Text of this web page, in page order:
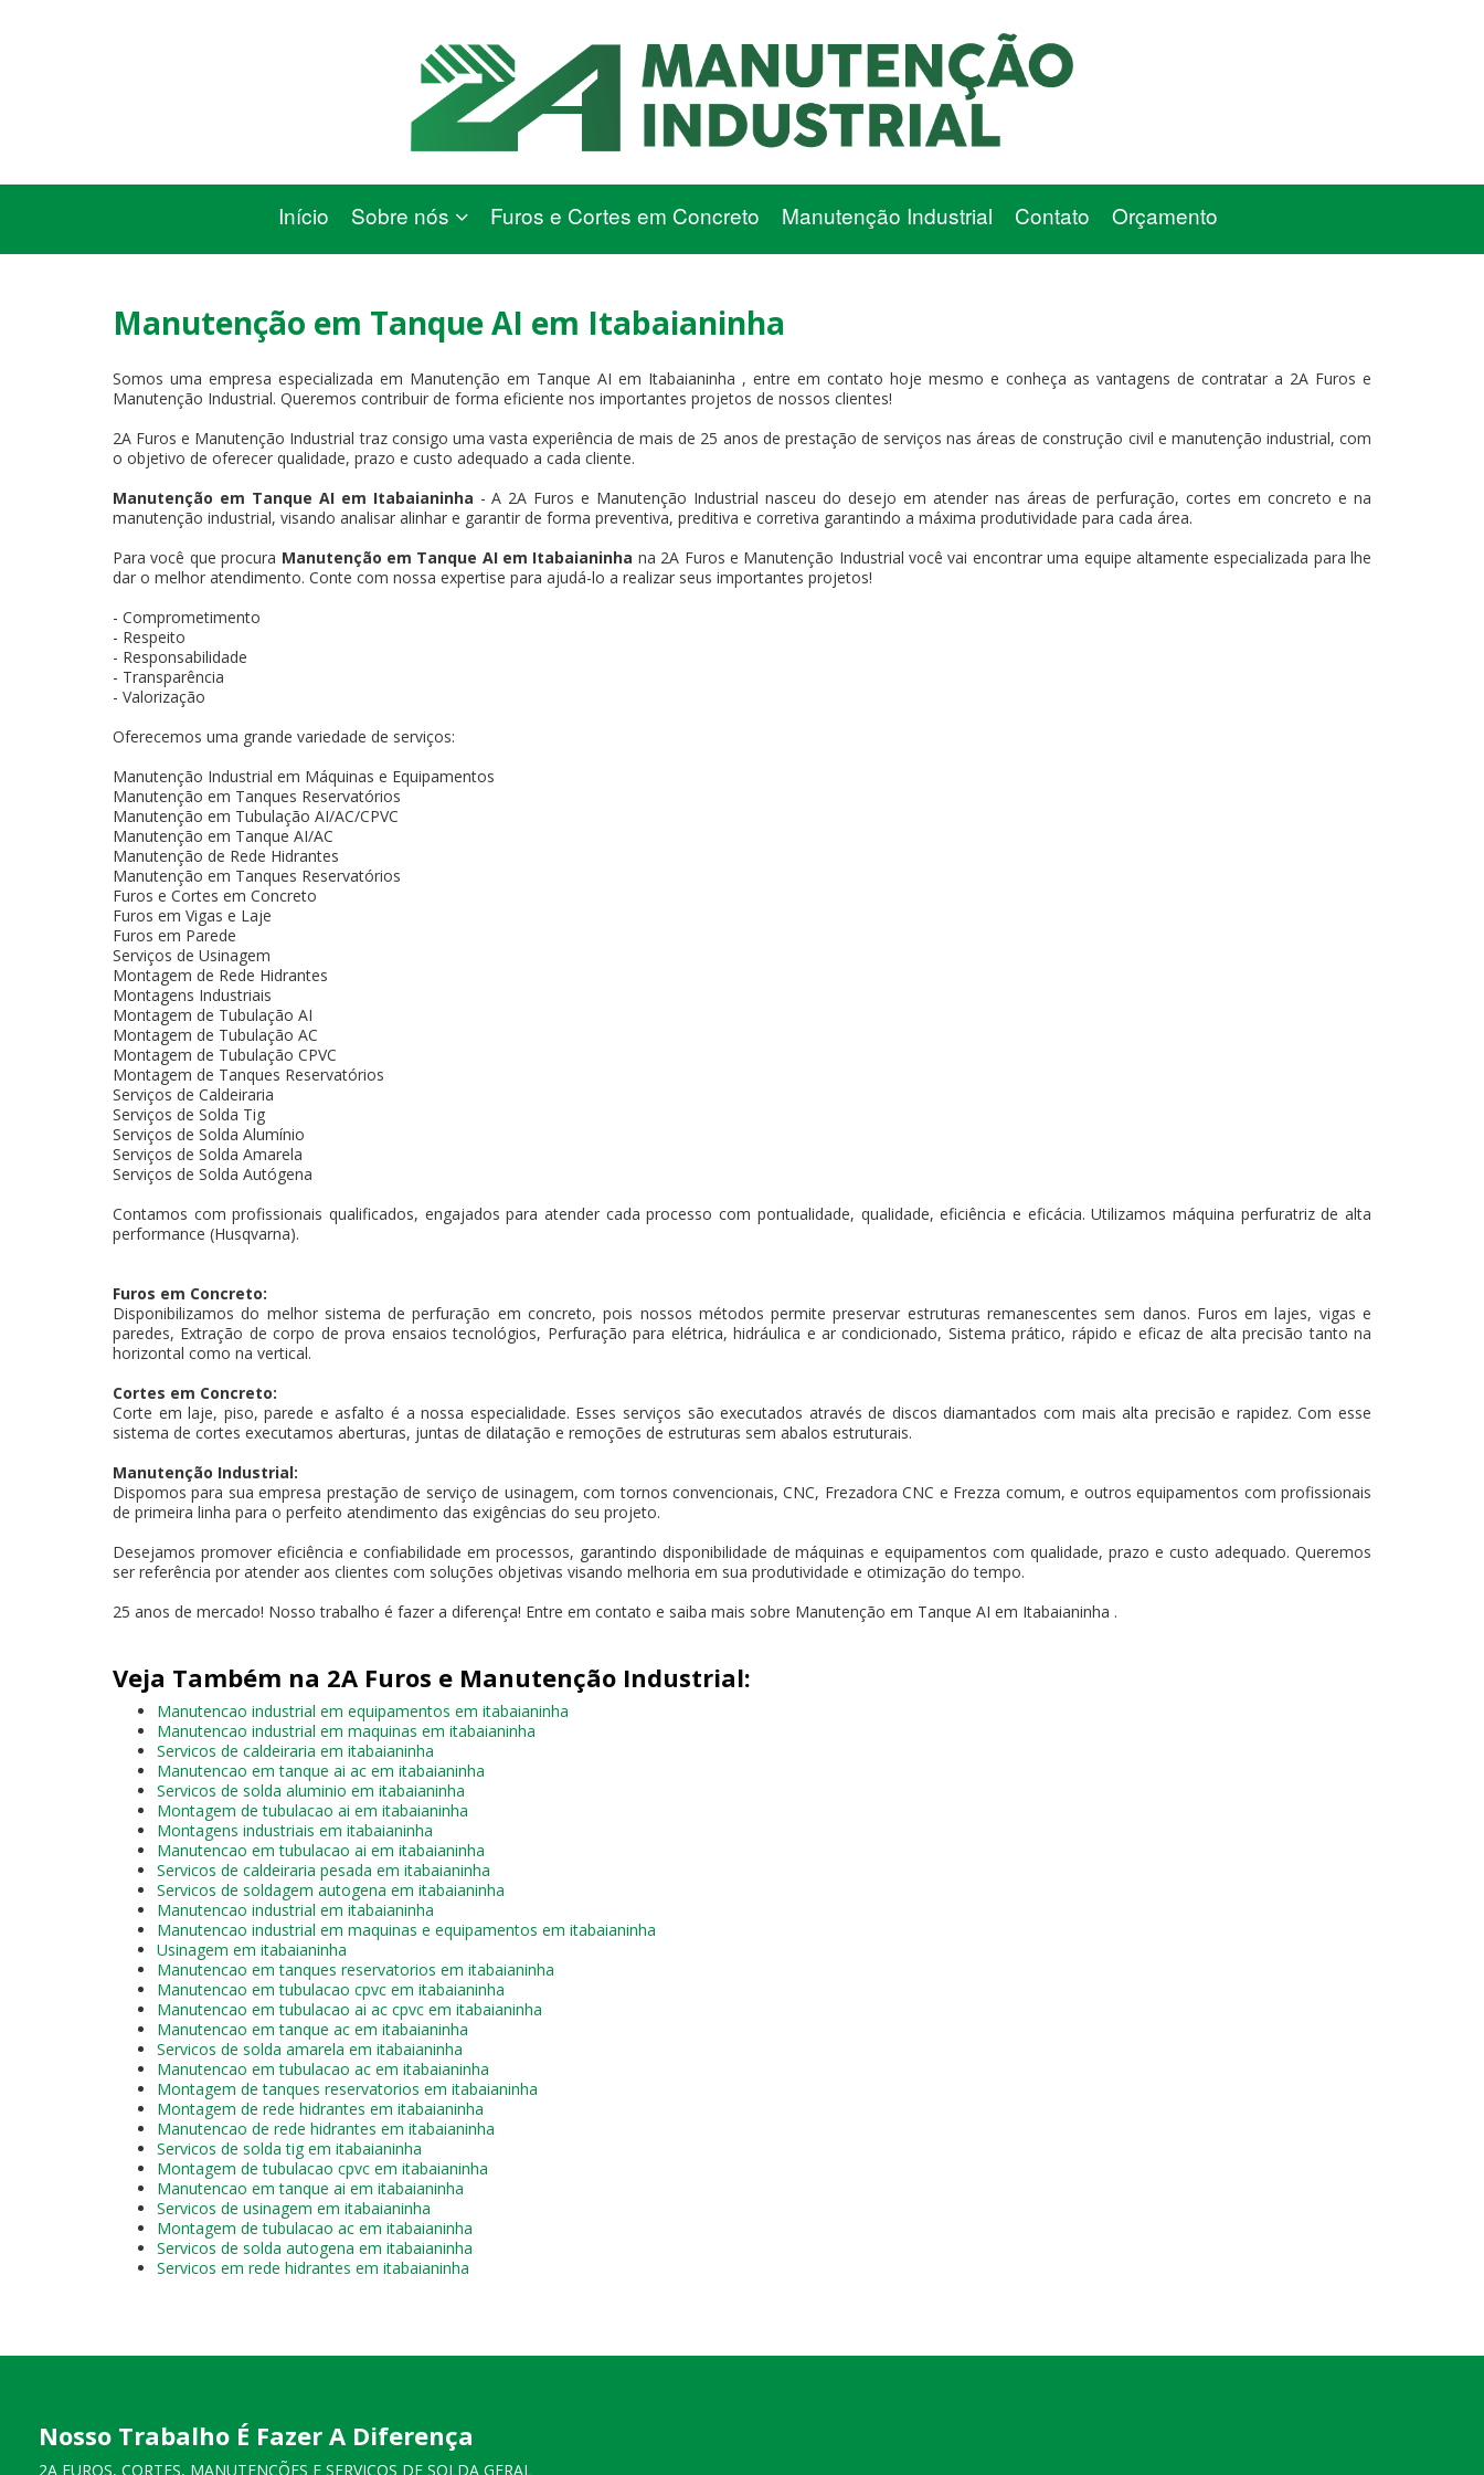
Início Sobre nós Furos e Cortes em Concreto Manutenção Industrial Contato Orçamento
Manutenção em Tanque AI em Itabaianinha
Somos uma empresa especializada em Manutenção em Tanque AI em Itabaianinha , entre em contato hoje mesmo e conheça as vantagens de contratar a 2A Furos e
Manutenção Industrial. Queremos contribuir de forma eficiente nos importantes projetos de nossos clientes!
2A Furos e Manutenção Industrial traz consigo uma vasta experiência de mais de 25 anos de prestação de serviços nas áreas de construção civil e manutenção industrial, com
o objetivo de oferecer qualidade, prazo e custo adequado a cada cliente.
Manutenção em Tanque AI em Itabaianinha - A 2A Furos e Manutenção Industrial nasceu do desejo em atender nas áreas de perfuração, cortes em concreto e na
manutenção industrial, visando analisar alinhar e garantir de forma preventiva, preditiva e corretiva garantindo a máxima produtividade para cada área.
Para você que procura Manutenção em Tanque AI em Itabaianinha na 2A Furos e Manutenção Industrial você vai encontrar uma equipe altamente especializada para lhe
dar o melhor atendimento. Conte com nossa expertise para ajudá-lo a realizar seus importantes projetos!
- Comprometimento
- Respeito
- Responsabilidade
- Transparência
- Valorização
Oferecemos uma grande variedade de serviços:
Manutenção Industrial em Máquinas e Equipamentos
Manutenção em Tanques Reservatórios
Manutenção em Tubulação AI/AC/CPVC
Manutenção em Tanque AI/AC
Manutenção de Rede Hidrantes
Manutenção em Tanques Reservatórios
Furos e Cortes em Concreto
Furos em Vigas e Laje
Furos em Parede
Serviços de Usinagem
Montagem de Rede Hidrantes
Montagens Industriais
Montagem de Tubulação AI
Montagem de Tubulação AC
Montagem de Tubulação CPVC
Montagem de Tanques Reservatórios
Serviços de Caldeiraria
Serviços de Solda Tig
Serviços de Solda Alumínio
Serviços de Solda Amarela
Serviços de Solda Autógena
Contamos com profissionais qualificados, engajados para atender cada processo com pontualidade, qualidade, eficiência e eficácia. Utilizamos máquina perfuratriz de alta
performance (Husqvarna).
Furos em Concreto:
Disponibilizamos do melhor sistema de perfuração em concreto, pois nossos métodos permite preservar estruturas remanescentes sem danos. Furos em lajes, vigas e
paredes, Extração de corpo de prova ensaios tecnológios, Perfuração para elétrica, hidráulica e ar condicionado, Sistema prático, rápido e eficaz de alta precisão tanto na
horizontal como na vertical.
Cortes em Concreto:
Corte em laje, piso, parede e asfalto é a nossa especialidade. Esses serviços são executados através de discos diamantados com mais alta precisão e rapidez. Com esse
sistema de cortes executamos aberturas, juntas de dilatação e remoções de estruturas sem abalos estruturais.
Manutenção Industrial:
Dispomos para sua empresa prestação de serviço de usinagem, com tornos convencionais, CNC, Frezadora CNC e Frezza comum, e outros equipamentos com profissionais
de primeira linha para o perfeito atendimento das exigências do seu projeto.
Desejamos promover eficiência e confiabilidade em processos, garantindo disponibilidade de máquinas e equipamentos com qualidade, prazo e custo adequado. Queremos
ser referência por atender aos clientes com soluções objetivas visando melhoria em sua produtividade e otimização do tempo.
25 anos de mercado! Nosso trabalho é fazer a diferença! Entre em contato e saiba mais sobre Manutenção em Tanque AI em Itabaianinha .
Veja Também na 2A Furos e Manutenção Industrial:
Manutencao industrial em equipamentos em itabaianinha
Manutencao industrial em maquinas em itabaianinha
Servicos de caldeiraria em itabaianinha
Manutencao em tanque ai ac em itabaianinha
Servicos de solda aluminio em itabaianinha
Montagem de tubulacao ai em itabaianinha
Montagens industriais em itabaianinha
Manutencao em tubulacao ai em itabaianinha
Servicos de caldeiraria pesada em itabaianinha
Servicos de soldagem autogena em itabaianinha
Manutencao industrial em itabaianinha
Manutencao industrial em maquinas e equipamentos em itabaianinha
Usinagem em itabaianinha
Manutencao em tanques reservatorios em itabaianinha
Manutencao em tubulacao cpvc em itabaianinha
Manutencao em tubulacao ai ac cpvc em itabaianinha
Manutencao em tanque ac em itabaianinha
Servicos de solda amarela em itabaianinha
Manutencao em tubulacao ac em itabaianinha
Montagem de tanques reservatorios em itabaianinha
Montagem de rede hidrantes em itabaianinha
Manutencao de rede hidrantes em itabaianinha
Servicos de solda tig em itabaianinha
Montagem de tubulacao cpvc em itabaianinha
Manutencao em tanque ai em itabaianinha
Servicos de usinagem em itabaianinha
Montagem de tubulacao ac em itabaianinha
Servicos de solda autogena em itabaianinha
Servicos em rede hidrantes em itabaianinha
Nosso Trabalho É Fazer A Diferença
2A FUROS, CORTES, MANUTENÇÕES E SERVIÇOS DE SOLDA GERAL